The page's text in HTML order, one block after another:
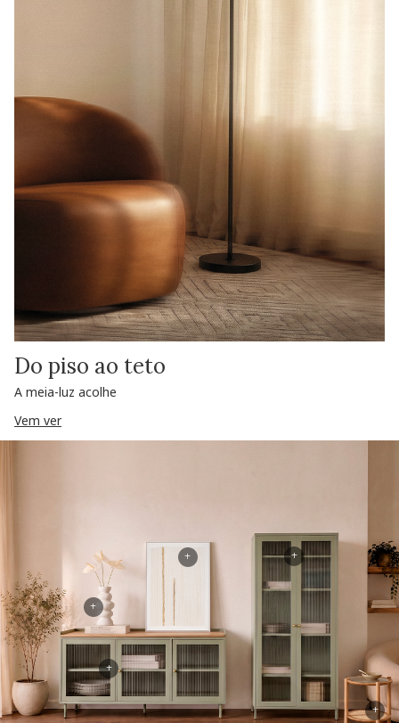
Do piso ao teto
A meia-luz acolhe
Vem ver
+
+
+
+
+